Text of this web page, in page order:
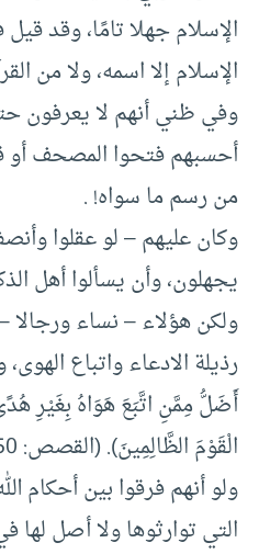
الإسلام جهلا تامًا، وقد
الإسلام إلا اسمه، ولا من
وفي ظني أنهم لا يعرفون
أحسبهم فتحوا المصحف أو
من رسم ما سواه! .
وكان عليهم – لو عقلوا
يجهلون، وأن يسألوا أهل
ولكن هؤلاء – نساء ورجالا
رذيلة الادعاء واتباع
أَضَلُّ مِمَّنِ اتَّبَعَ هَوَاهُ بِغَيْرِ
الْقَوْمَ الظَّالِمِينَ). (القصص: 50)
ولو أنهم فرقوا بين أحكام
التي توارثوها ولا أصل لها